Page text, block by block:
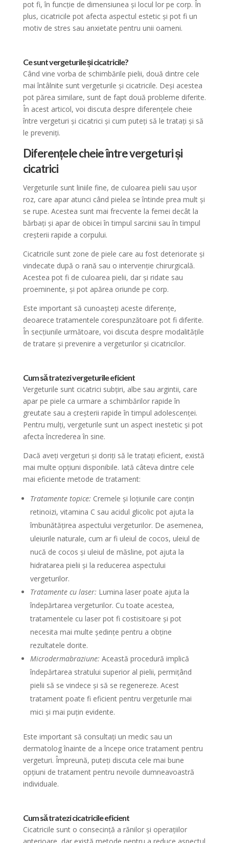
pot fi, în funcție de dimensiunea și locul lor pe corp. În
plus, cicatricile pot afecta aspectul estetic și pot fi un
motiv de stres sau anxietate pentru unii oameni.
Ce sunt vergeturile și cicatricile?
Când vine vorba de schimbările pielii, două dintre cele
mai întâlnite sunt vergeturile și cicatricile. Deși acestea
pot părea similare, sunt de fapt două probleme diferite.
În acest articol, voi discuta despre diferențele cheie
între vergeturi și cicatrici și cum puteți să le tratați și să
le preveniți.
Diferențele cheie între vergeturi și
cicatrici
Vergeturile sunt liniile fine, de culoarea pielii sau ușor
roz, care apar atunci când pielea se întinde prea mult și
se rupe. Acestea sunt mai frecvente la femei decât la
bărbați și apar de obicei în timpul sarcinii sau în timpul
creșterii rapide a corpului.
Cicatricile sunt zone de piele care au fost deteriorate și
vindecate după o rană sau o intervenție chirurgicală.
Acestea pot fi de culoarea pielii, dar și ridate sau
proeminente, și pot apărea oriunde pe corp.
Este important să cunoașteți aceste diferențe,
deoarece tratamentele corespunzătoare pot fi diferite.
În secțiunile următoare, voi discuta despre modalitățile
de tratare și prevenire a vergeturilor și cicatricilor.
Cum să tratezi vergeturile eficient
Vergeturile sunt cicatrici subțiri, albe sau argintii, care
apar pe piele ca urmare a schimbărilor rapide în
greutate sau a creșterii rapide în timpul adolescenței.
Pentru mulți, vergeturile sunt un aspect inestetic și pot
afecta încrederea în sine.
Dacă aveți vergeturi și doriți să le tratați eficient, există
mai multe opțiuni disponibile. Iată câteva dintre cele
mai eficiente metode de tratament:
Tratamente topice: Cremele și loțiunile care conțin
retinoizi, vitamina C sau acidul glicolic pot ajuta la
îmbunătățirea aspectului vergeturilor. De asemenea,
uleiurile naturale, cum ar fi uleiul de cocos, uleiul de
nucă de cocos și uleiul de măsline, pot ajuta la
hidratarea pielii și la reducerea aspectului
vergeturilor.
Tratamente cu laser: Lumina laser poate ajuta la
îndepărtarea vergeturilor. Cu toate acestea,
tratamentele cu laser pot fi costisitoare și pot
necesita mai multe ședințe pentru a obține
rezultatele dorite.
Microdermabraziune: Această procedură implică
îndepărtarea stratului superior al pielii, permițând
pielii să se vindece și să se regenereze. Acest
tratament poate fi eficient pentru vergeturile mai
mici și mai puțin evidente.
Este important să consultați un medic sau un
dermatolog înainte de a începe orice tratament pentru
vergeturi. Împreună, puteți discuta cele mai bune
opțiuni de tratament pentru nevoile dumneavoastră
individuale.
Cum să tratezi cicatricile eficient
Cicatricile sunt o consecință a rănilor și operațiilor